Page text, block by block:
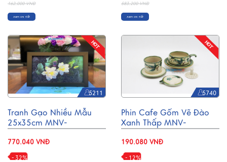
162.000 VNĐ
Xem chi tiết
583.200 VNĐ
Xem chi tiết
5211
Tranh Gạo Nhiều Mẫu
25x35cm MNV-
770.040 VNĐ
- 32%
5740
Phin Cafe Gốm Vẽ Đào
Xanh Thấp MNV-
190.080 VNĐ
- 12%